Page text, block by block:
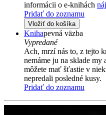
informácii o e-knihách
Pridať do zoznamu
Vložiť do košíka
Knihapevná väzba
Vypredané
Ach, mrzí nás to, z tejto
nemáme ju na sklade
môžete mať šťastie v
nepredali posledné kusy.
Pridať do zoznamu